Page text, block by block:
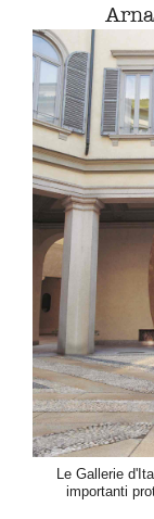
Le Gallerie
importanti